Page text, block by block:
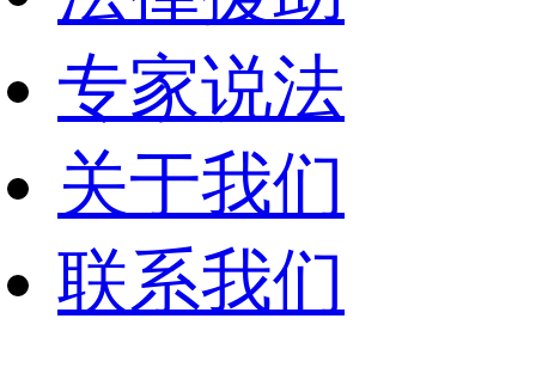
专家说法
关于我们
联系我们